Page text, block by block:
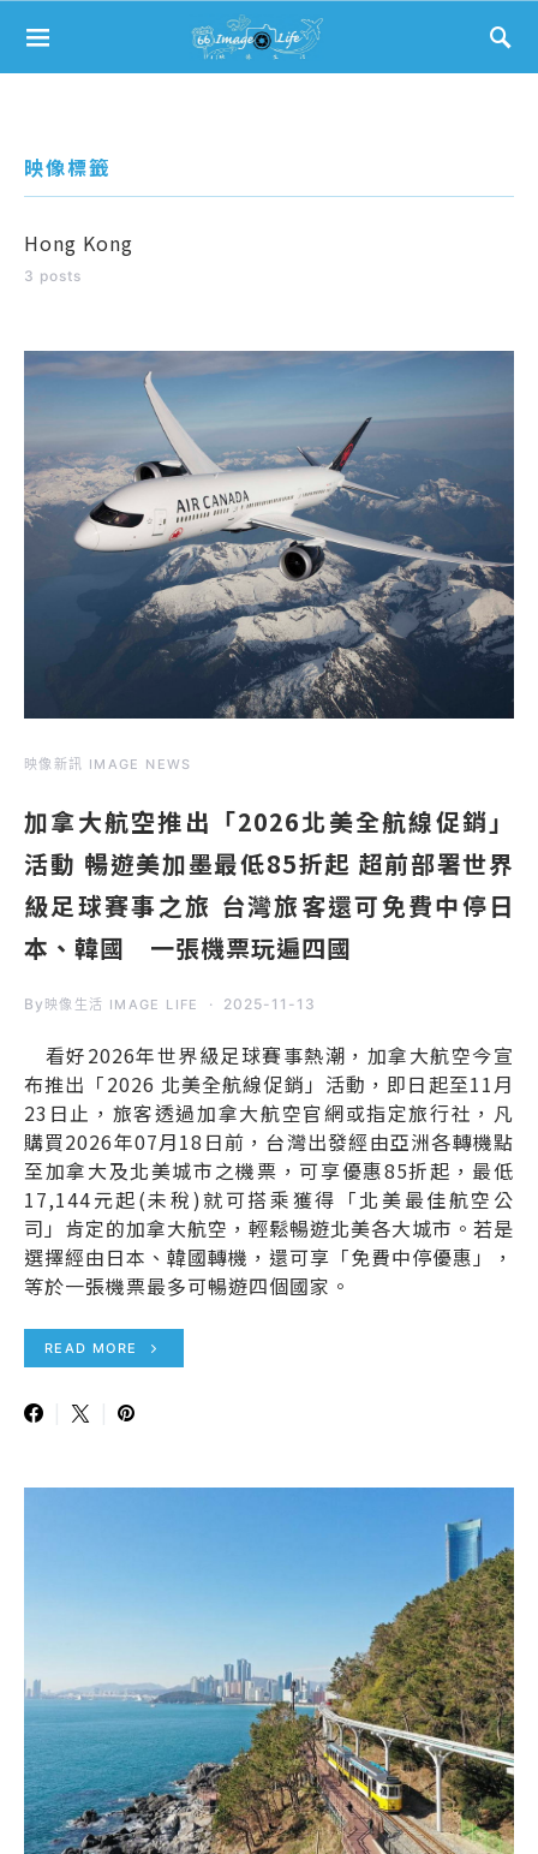
Search for:
映像標籤
Hong Kong
3 posts
映像新訊 IMAGE NEWS
加拿大航空推出「2026北美全航線促銷」
活動 暢遊美加墨最低85折起 超前部署世界
級足球賽事之旅 台灣旅客還可免費中停日
本、韓國 一張機票玩遍四國
By 映像生活 IMAGE LIFE 2025-11-13
看好2026年世界級足球賽事熱潮，加拿大航空今宣
布推出「2026 北美全航線促銷」活動，即日起至11月
23日止，旅客透過加拿大航空官網或指定旅行社，凡
購買2026年07月18日前，台灣出發經由亞洲各轉機點
至加拿大及北美城市之機票，可享優惠85折起，最低
17,144元起(未稅)就可搭乘獲得「北美最佳航空公
司」肯定的加拿大航空，輕鬆暢遊北美各大城市。若是
選擇經由日本、韓國轉機，還可享「免費中停優惠」，
等於一張機票最多可暢遊四個國家。
READ MORE